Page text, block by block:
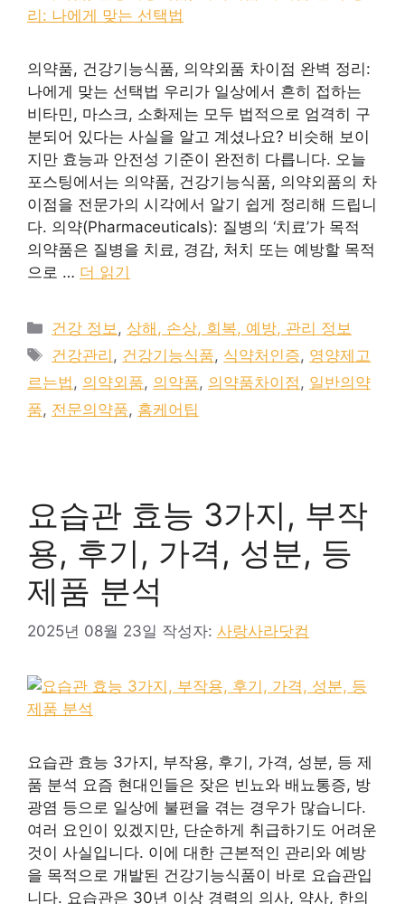
​의약품, 건강기능식품, 의약외품 차이점 완벽 정리:
나에게 맞는 선택법 ​우리가 일상에서 흔히 접하는
비타민, 마스크, 소화제는 모두 법적으로 엄격히 구
분되어 있다는 사실을 알고 계셨나요? 비슷해 보이
지만 효능과 안전성 기준이 완전히 다릅니다. 오늘
포스팅에서는 의약품, 건강기능식품, 의약외품의 차
이점을 전문가의 시각에서 알기 쉽게 정리해 드립니
다. 의약(Pharmaceuticals): 질병의 ‘치료’가 목적
의약품은 질병을 치료, 경감, 처치 또는 예방할 목적
으로 … 더 읽기
카
테
리
건강 정보, 상해, 손상, 회복, 예방, 관리 정보
태
그
건강관리 , 건강기능식품, 식약처인증, 영양제고
르는법, 의약외품, 의약품, 의약품차이점, 일반의약
품, 전문의약품, 홈케어팁
요습관 효능 3가지, 부작
용, 후기, 가격, 성분, 등
제품 분석
2025년 08월 23일 작성자: 사랑사라닷컴
요습관 효능 3가지, 부작용, 후기, 가격, 성분, 등 제
품 분석 요즘 현대인들은 잦은 빈뇨와 배뇨통증, 방
광염 등으로 일상에 불편을 겪는 경우가 많습니다.
여러 요인이 있겠지만, 단순하게 취급하기도 어려운
것이 사실입니다. 이에 대한 근본적인 관리와 예방
을 목적으로 개발된 건강기능식품이 바로 요습관입
니다. 요습관은 30년 이상 경력의 의사, 약사, 한의